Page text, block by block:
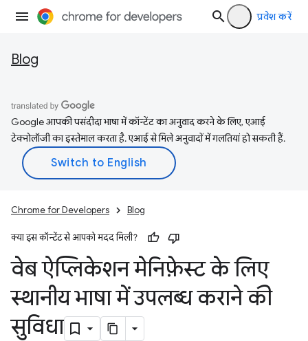
प्रवेश करें
Blog
Google आपकी पसंदीदा भाषा में कॉन्टेंट का अनुवाद करने के लिए, एआई
टेक्नोलॉजी का इस्तेमाल करता है. एआई से मिले अनुवादों में गलतियां हो सकती हैं.
Chrome for Developers Blog
क्या इस कॉन्टेंट से आपको मदद मिली?
वेब ऐप्लिकेशन मेनिफ़ेस्ट के लिए
स्थानीय भाषा में उपलब्ध कराने की
सुविधा